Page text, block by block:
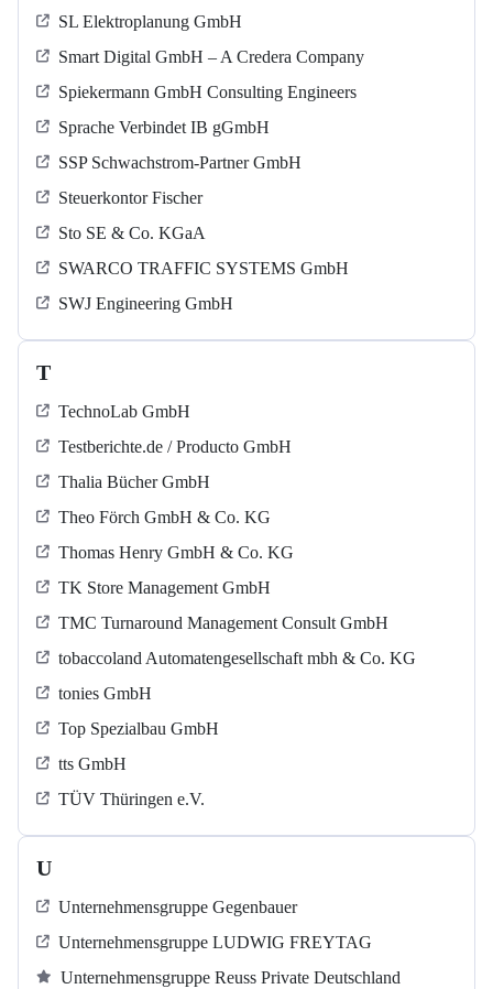
SL Elektroplanung GmbH
Smart Digital GmbH – A Credera Company
Spiekermann GmbH Consulting Engineers
Sprache Verbindet IB gGmbH
SSP Schwachstrom-Partner GmbH
Steuerkontor Fischer
Sto SE & Co. KGaA
SWARCO TRAFFIC SYSTEMS GmbH
SWJ Engineering GmbH
T
TechnoLab GmbH
Testberichte.de / Producto GmbH
Thalia Bücher GmbH
Theo Förch GmbH & Co. KG
Thomas Henry GmbH & Co. KG
TK Store Management GmbH
TMC Turnaround Management Consult GmbH
tobaccoland Automatengesellschaft mbh & Co. KG
tonies GmbH
Top Spezialbau GmbH
tts GmbH
TÜV Thüringen e.V.
U
Unternehmensgruppe Gegenbauer
Unternehmensgruppe LUDWIG FREYTAG
Unternehmensgruppe Reuss Private Deutschland